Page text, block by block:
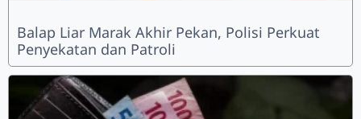
Balap Liar Marak Akhir Pekan, Polisi Perkuat
Penyekatan dan Patroli